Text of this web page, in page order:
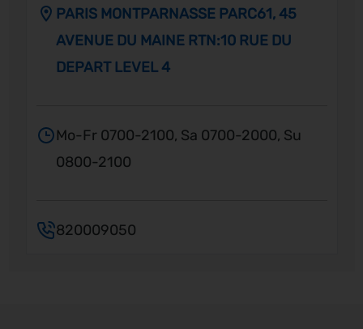
PARIS MONTPARNASSE PARC61, 45
AVENUE DU MAINE RTN:10 RUE DU
DEPART LEVEL 4
Mo-Fr 0700-2100, Sa 0700-2000, Su
0800-2100
820009050